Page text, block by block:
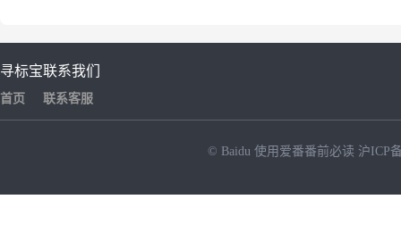
寻标宝
首页
联系我们
联系客服
© Baidu 使用爱番番前必读 沪ICP